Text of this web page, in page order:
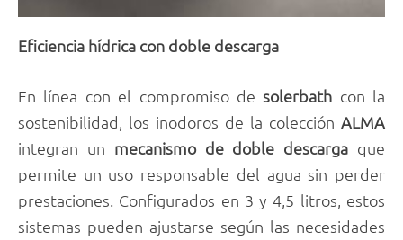
Eficiencia hídrica con doble descarga
En línea con el compromiso de solerbath con la
sostenibilidad, los inodoros de la colección ALMA
integran un mecanismo de doble descarga que
permite un uso responsable del agua sin perder
prestaciones. Configurados en 3 y 4,5 litros, estos
sistemas pueden ajustarse según las necesidades